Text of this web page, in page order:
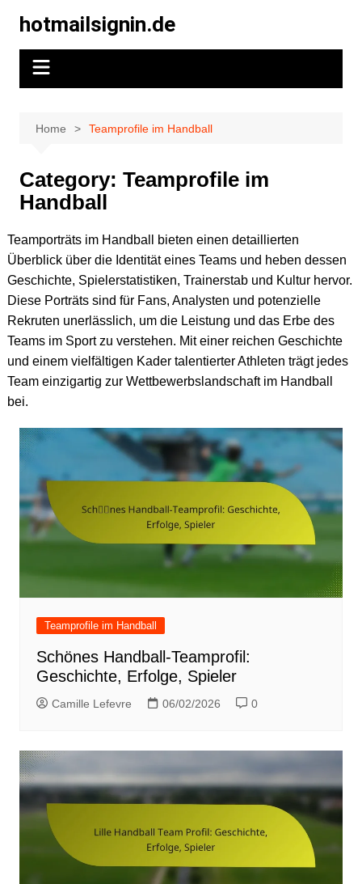
content
hotmailsignin.de
Home Teamprofile im Handball
Category: Teamprofile im
Handball
Teamporträts im Handball bieten einen detaillierten
Überblick über die Identität eines Teams und heben dessen
Geschichte, Spielerstatistiken, Trainerstab und Kultur hervor.
Diese Porträts sind für Fans, Analysten und potenzielle
Rekruten unerlässlich, um die Leistung und das Erbe des
Teams im Sport zu verstehen. Mit einer reichen Geschichte
und einem vielfältigen Kader talentierter Athleten trägt jedes
Team einzigartig zur Wettbewerbslandschaft im Handball
bei.
Teamprofile im Handball
Schönes Handball-Teamprofil:
Geschichte, Erfolge, Spieler
Camille Lefevre 06/02/2026 0